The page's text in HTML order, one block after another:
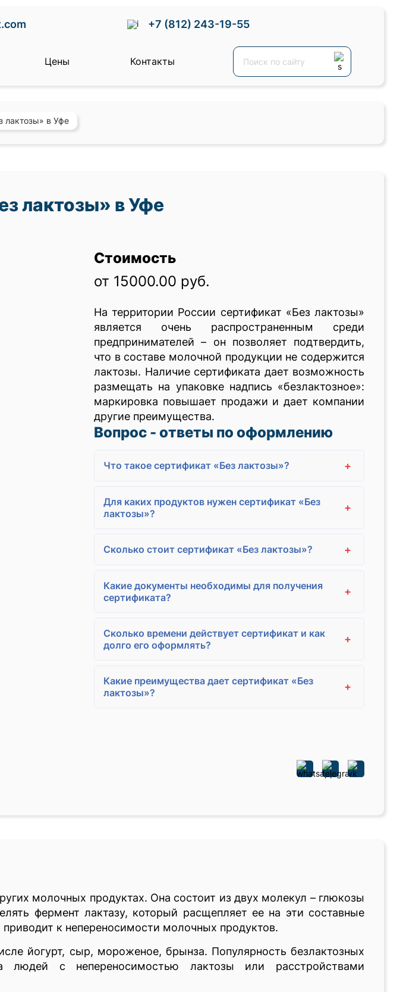
+7 (812) 243-19-55
Цены Контакты
лактозы» в Уфе
лактозы» в Уфе
Стоимость
от 15000.00 руб.
На территории России сертификат «Без лактозы»
является очень распространенным среди
предпринимателей – он позволяет подтвердить,
что в составе молочной продукции не содержится
лактозы. Наличие сертификата дает возможность
размещать на упаковке надпись «безлактозное»:
маркировка повышает продажи и дает компании
другие преимущества.
Вопрос - ответы по оформлению
Что такое сертификат «Без лактозы»? +
Для каких продуктов нужен сертификат «Без
лактозы»?
+
Сколько стоит сертификат «Без лактозы»? +
Какие документы необходимы для получения
сертификата?
+
Сколько времени действует сертификат и как
долго его оформлять?
+
Какие преимущества дает сертификат «Без
лактозы»?
+
молочных продуктах. Она состоит из двух молекул – глюкозы
фермент лактазу, который расщепляет ее на эти составные
к непереносимости молочных продуктов.
йогурт, сыр, мороженое, брынза. Популярность безлактозных
людей с непереносимостью лактозы или расстройствами